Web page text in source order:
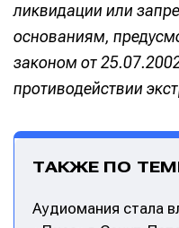
ликвидации или
основаниям,
законом от
противодействии
ТАКЖЕ ПО
Аудиомания стала